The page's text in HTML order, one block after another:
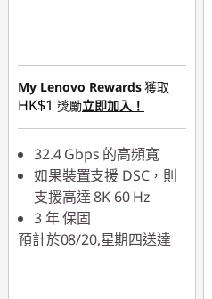
My Lenovo Rewards獲取
HK$1 獎勵立即加入！
32.4 Gbps 的高頻寬
如果裝置支援 DSC，則
支援高達 8K 60 Hz
3 年 保固
預計於08/20,星期四送達